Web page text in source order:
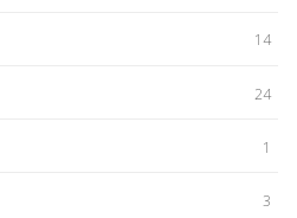
14
24
1
3